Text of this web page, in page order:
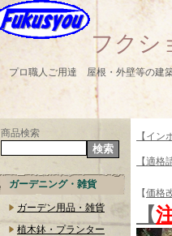
フク
プロ職人ご用達 屋根・外壁等の建
商品検索
ガーデニング・雑貨
ガーデン用品・雑貨
植木鉢・プランター
【イン
【適格
【価格
【